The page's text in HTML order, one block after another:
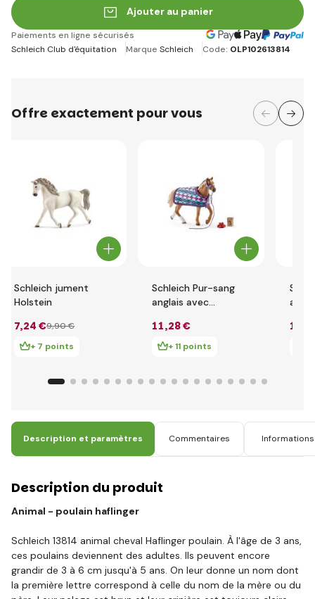
Ajouter au panier
Paiements en ligne sécurisés
Schleich Club d'équitation
Marque Schleich Code: OLP102613814
Offre exactement pour vous
Schleich jument
Holstein
7,24 €9,90 €
+ 7 points
Schleich Pur-sang
anglais avec
11,28 €
+ 11 points
12
Description et paramètres Commentaires
Description du produit
Animal - poulain haflinger
Schleich 13814 animal cheval Haflinger poulain. À l'âge de 3 ans,
ces poulains deviennent des adultes. Ils peuvent encore
grandir de 3 à 6 cm jusqu'à 5 ans. On leur donne un nom dont
la première lettre correspond à celle du nom de la mère ou du